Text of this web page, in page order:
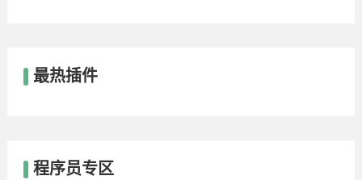
最热插件
程序员专区